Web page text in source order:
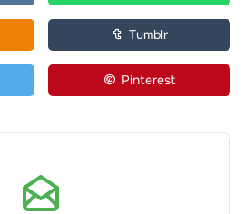
Tumblr
Pinterest